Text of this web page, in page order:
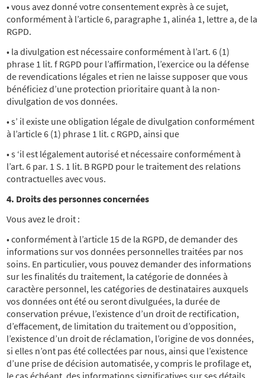
• vous avez donné votre consentement exprès à ce sujet,
conformément à l’article 6, paragraphe 1, alinéa 1, lettre a, de la
RGPD.
• la divulgation est nécessaire conformément à l’art. 6 (1)
phrase 1 lit. f RGPD pour l’affirmation, l’exercice ou la défense
de revendications légales et rien ne laisse supposer que vous
bénéficiez d’une protection prioritaire quant à la non-
divulgation de vos données.
• s’ il existe une obligation légale de divulgation conformément
à l’article 6 (1) phrase 1 lit. c RGPD, ainsi que
• s ‘il est légalement autorisé et nécessaire conformément à
l’art. 6 par. 1 S. 1 lit. B RGPD pour le traitement des relations
contractuelles avec vous.
4. Droits des personnes concernées
Vous avez le droit :
• conformément à l’article 15 de la RGPD, de demander des
informations sur vos données personnelles traitées par nos
soins. En particulier, vous pouvez demander des informations
sur les finalités du traitement, la catégorie de données à
caractère personnel, les catégories de destinataires auxquels
vos données ont été ou seront divulguées, la durée de
conservation prévue, l’existence d’un droit de rectification,
d’effacement, de limitation du traitement ou d’opposition,
l’existence d’un droit de réclamation, l’origine de vos données,
si elles n’ont pas été collectées par nous, ainsi que l’existence
d’une prise de décision automatisée, y compris le profilage et,